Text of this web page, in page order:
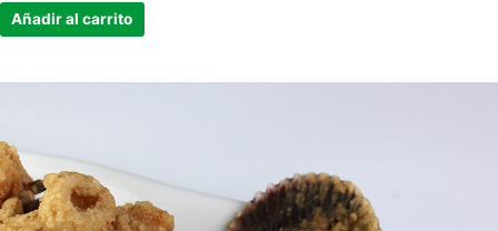
Añadir al carrito